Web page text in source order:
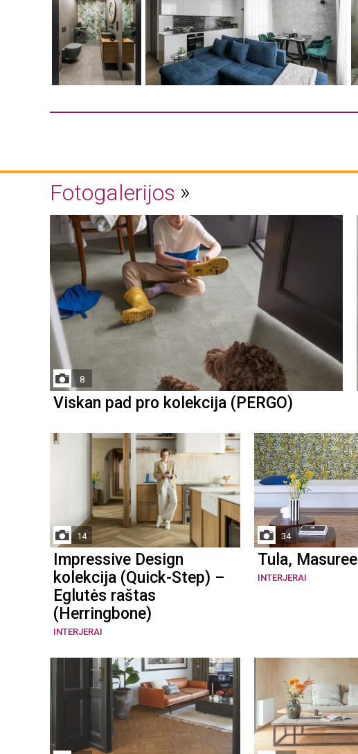
Fotogalerijos
8
Viskan pad pro kolekcija (PERGO)
14
Impressive Design
kolekcija (Quick-Step) –
Eglutės raštas
(Herringbone)
INTERJERAI
34
Tula, Masureel
INTERJERAI